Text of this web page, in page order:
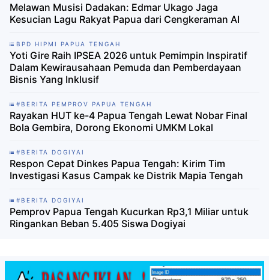
Melawan Musisi Dadakan: Edmar Ukago Jaga
Kesucian Lagu Rakyat Papua dari Cengkeraman AI
BPD HIPMI PAPUA TENGAH
Yoti Gire Raih IPSEA 2026 untuk Pemimpin Inspiratif
Dalam Kewirausahaan Pemuda dan Pemberdayaan
Bisnis Yang Inklusif
#BERITA PEMPROV PAPUA TENGAH
Rayakan HUT ke-4 Papua Tengah Lewat Nobar Final
Bola Gembira, Dorong Ekonomi UMKM Lokal
#BERITA DOGIYAI
Respon Cepat Dinkes Papua Tengah: Kirim Tim
Investigasi Kasus Campak ke Distrik Mapia Tengah
#BERITA DOGIYAI
Pemprov Papua Tengah Kucurkan Rp3,1 Miliar untuk
Ringankan Beban 5.405 Siswa Dogiyai